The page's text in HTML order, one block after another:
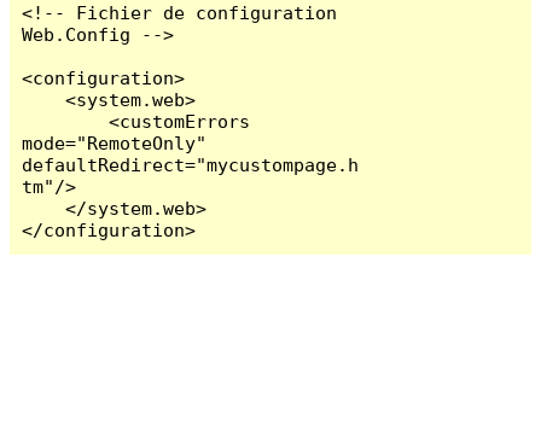
<!-- Fichier de configuration
Web.Config -->
<configuration>
    <system.web>
        <customErrors
mode="RemoteOnly"
defaultRedirect="mycustompage.h
tm"/>
    </system.web>
</configuration>